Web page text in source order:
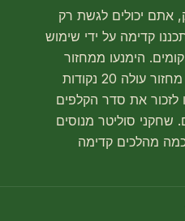
אתם יכולים לגשת רק
קדימה על ידי שימוש
הימנעו ממחזור
המלאי לעיתים קרובות מדי — כל מחזור עולה 20 נקודות
לזכור את סדר הקלפים
שחקני סוליטר מנוסים
לצפות כמה מהלכים קדימה